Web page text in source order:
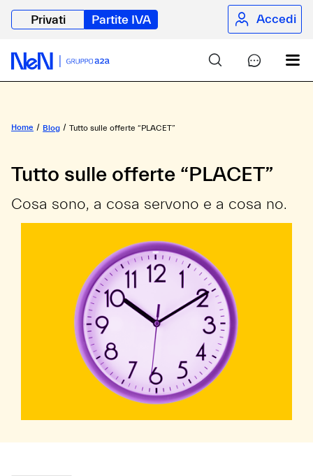
Privati Partite IVA Accedi
Home Blog Tutto sulle offerte “PLACET”
Tutto sulle offerte “PLACET”
Cosa sono, a cosa servono e a cosa no.